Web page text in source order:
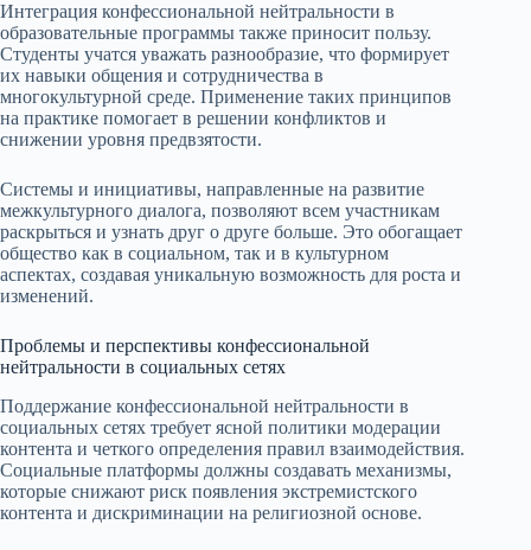
Интеграция конфессиональной нейтральности в
образовательные программы также приносит пользу.
Студенты учатся уважать разнообразие, что формирует
их навыки общения и сотрудничества в
многокультурной среде. Применение таких принципов
на практике помогает в решении конфликтов и
снижении уровня предвзятости.
Системы и инициативы, направленные на развитие
межкультурного диалога, позволяют всем участникам
раскрыться и узнать друг о друге больше. Это обогащает
общество как в социальном, так и в культурном
аспектах, создавая уникальную возможность для роста и
изменений.
Проблемы и перспективы конфессиональной
нейтральности в социальных сетях
Поддержание конфессиональной нейтральности в
социальных сетях требует ясной политики модерации
контента и четкого определения правил взаимодействия.
Социальные платформы должны создавать механизмы,
которые снижают риск появления экстремистского
контента и дискриминации на религиозной основе.